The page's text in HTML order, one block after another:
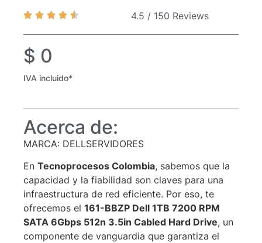
4.5 / 150 Reviews
$ 0
IVA incluido*
Acerca de:
MARCA: DELLSERVIDORES
En Tecnoprocesos Colombia, sabemos que la
capacidad y la fiabilidad son claves para una
infraestructura de red eficiente. Por eso, te
ofrecemos el 161-BBZP Dell 1TB 7200 RPM
SATA 6Gbps 512n 3.5in Cabled Hard Drive, un
componente de vanguardia que garantiza el